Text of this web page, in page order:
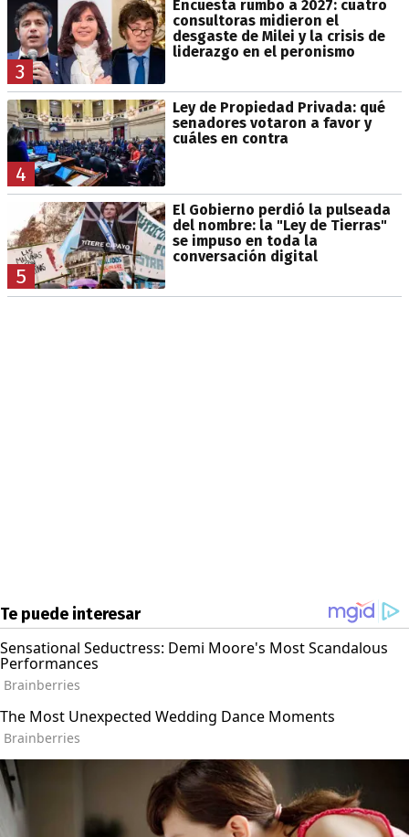
3
Encuesta rumbo a 2027: cuatro
consultoras midieron el
desgaste de Milei y la crisis de
liderazgo en el peronismo
4
Ley de Propiedad Privada: qué
senadores votaron a favor y
cuáles en contra
5
El Gobierno perdió la pulseada
del nombre: la "Ley de Tierras"
se impuso en toda la
conversación digital